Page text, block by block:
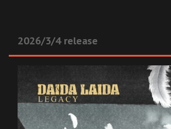
2026/3/4 release